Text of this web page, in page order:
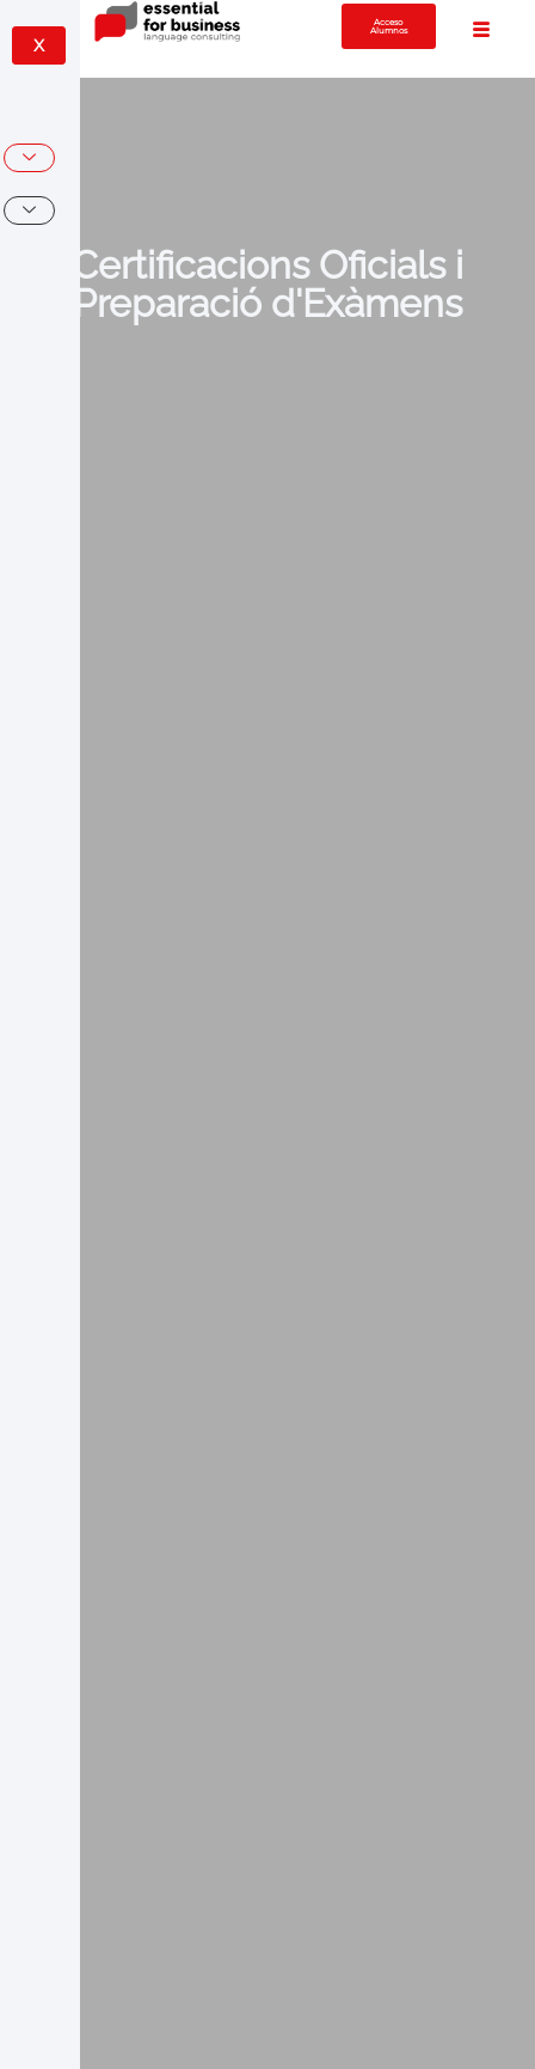
X
Acceso
Alumnos
Certificacions Oficials i
Preparació d'Exàmens